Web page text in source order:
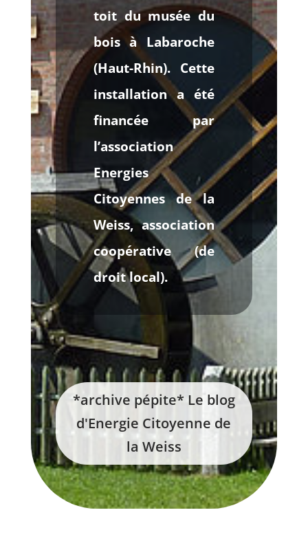
toit du musée du
bois à Labaroche
(Haut-Rhin). Cette
installation a été
financée par
l’association
Energies
Citoyennes de la
Weiss, association
coopérative (de
droit local).
*archive pépite* Le blog
d'Energie Citoyenne de
la Weiss